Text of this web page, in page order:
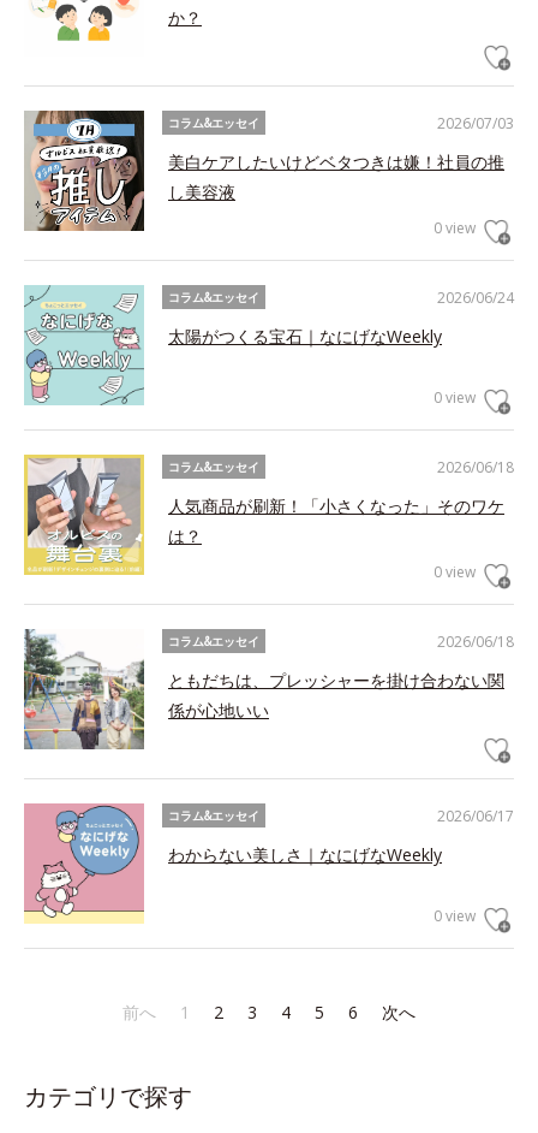
か？
2026/07/03
コラム&エッセイ
美白ケアしたいけどベタつきは嫌！社員の推
し美容液
0 view
2026/06/24
コラム&エッセイ
太陽がつくる宝石｜なにげなWeekly
0 view
2026/06/18
コラム&エッセイ
人気商品が刷新！「小さくなった」そのワケ
は？
0 view
2026/06/18
コラム&エッセイ
ともだちは、プレッシャーを掛け合わない関
係が心地いい
2026/06/17
コラム&エッセイ
わからない美しさ｜なにげなWeekly
0 view
前へ 1 2 3 4 5 6 次へ
カテゴリで探す